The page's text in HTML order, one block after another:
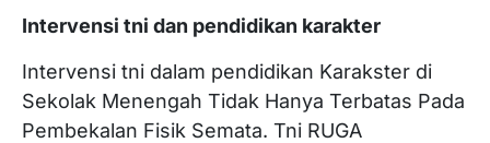
Intervensi tni dan pendidikan karakter
Intervensi tni dalam pendidikan Karakster di
Sekolak Menengah Tidak Hanya Terbatas Pada
Pembekalan Fisik Semata. Tni RUGA